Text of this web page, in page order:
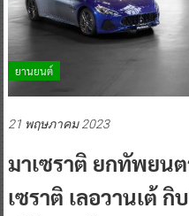
ยานยนต์
21 พฤษภาคม 2023
มาเซราติ ยกทัพยน
เซราติ เลอวานเต้